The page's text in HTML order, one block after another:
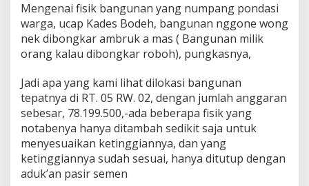
Mengenai fisik bangunan yang numpang pondasi
warga, ucap Kades Bodeh, bangunan nggone wong
nek dibongkar ambruk a mas ( Bangunan milik
orang kalau dibongkar roboh), pungkasnya,
Jadi apa yang kami lihat dilokasi bangunan
tepatnya di RT. 05 RW. 02, dengan jumlah anggaran
sebesar, 78.199.500,-ada beberapa fisik yang
notabenya hanya ditambah sedikit saja untuk
menyesuaikan ketinggiannya, dan yang
ketinggiannya sudah sesuai, hanya ditutup dengan
aduk’an pasir semen